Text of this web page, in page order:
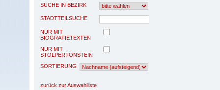
SUCHE IN BEZIRK
STADTTEILSUCHE
NUR MIT
BIOGRAFIETEXTEN
NUR MIT
STOLPERTONSTEIN
SORTIERUNG
zurück zur Auswahlliste